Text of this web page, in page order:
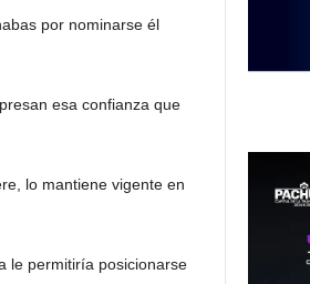
por nominarse él
esa confianza que
lo mantiene vigente en
le permitiría posicionarse